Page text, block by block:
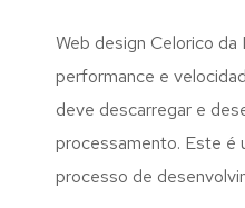
Web design Celorico
performance e
deve descarregar e
processamento. Este é
processo de